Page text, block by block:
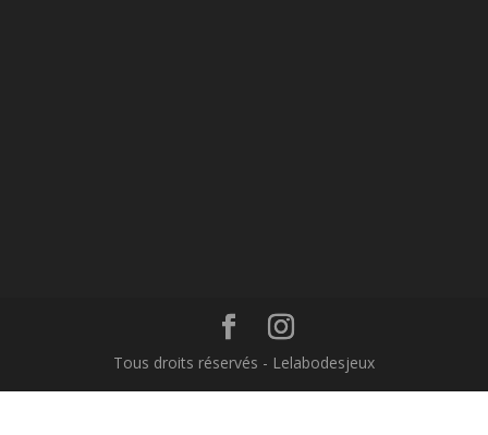
Tous droits réservés - Lelabodesjeux